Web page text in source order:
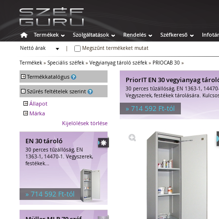
Termékek Szolgáltatások Rendelés Széfkereső Infotár
Nettó árak
Megszűnt termékeket mutat
Termékek » Speciális széfek » Vegyianyag tároló széfek » PRIOCAB 30 »
+ Termékkatalógus
Széfek
Értékszéfek
Tűzálló széfek
Speciális széfek
Vegyianyag tároló széfek
Számítógép tároló széfek
Egyedi széfek
Rekeszes tárolószéfek
Egyéb tárolók
Kiegészítők széfhez
Széfzárak
- Szűrés feltételek szerint
+ Állapot
Új
+ Márka
Kijelölések törlése
EN 30 tároló
30 perces tűzállóság, EN
1363-1, 14470-1. Vegyszerek,
festékek...
» 714 592 Ft-tól
PriorIT EN 30 vegyianyag
30 perces tűzállóság, EN 1363-1,
Vegyszerek, festékek tárolására.
» 714 592 Ft-tól